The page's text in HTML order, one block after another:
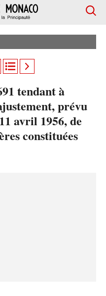
tendant à
prévu
avril 1956, de
constituées